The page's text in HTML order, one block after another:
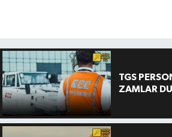
TGS
ZAMLAR